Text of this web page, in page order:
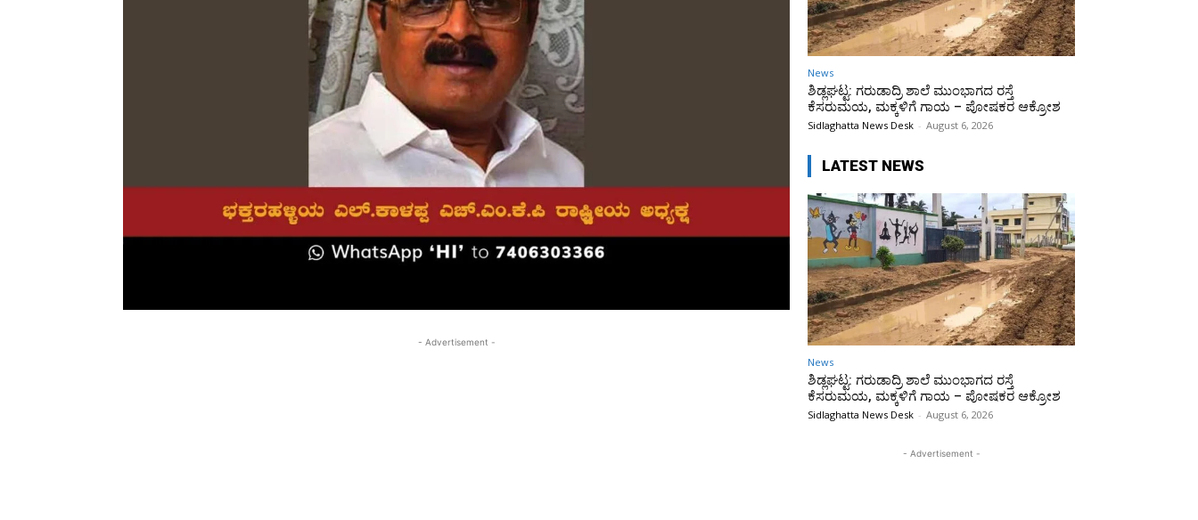
- Advertisement -
News
ಶಿಡ್ಲಘಟ್ಟ: ಗರುಡಾದ್ರಿ ಶಾಲೆ ಮುಂಭಾಗದ ರಸ್ತೆ
ಕೆಸರುಮಯ, ಮಕ್ಕಳಿಗೆ ಗಾಯ – ಪೋಷಕರ ಆಕ್ರೋಶ
Sidlaghatta News Desk - August 6, 2026
LATEST NEWS
News
ಶಿಡ್ಲಘಟ್ಟ: ಗರುಡಾದ್ರಿ ಶಾಲೆ ಮುಂಭಾಗದ ರಸ್ತೆ
ಕೆಸರುಮಯ, ಮಕ್ಕಳಿಗೆ ಗಾಯ – ಪೋಷಕರ ಆಕ್ರೋಶ
Sidlaghatta News Desk - August 6, 2026
- Advertisement -